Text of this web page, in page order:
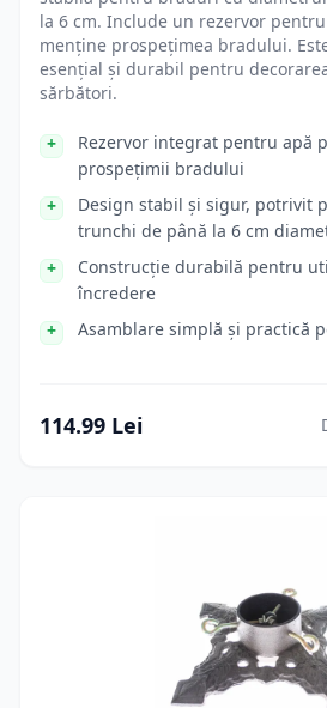
la 6 cm. Include un rezervor
menține prospețimea bradului.
esențial și durabil pentru
sărbători.
Rezervor integrat pentru apă
prospețimii bradului
Design stabil și sigur, potrivit
trunchi de până la 6 cm
Construcție durabilă pentru
încredere
Asamblare simplă și practică
114.99 Lei